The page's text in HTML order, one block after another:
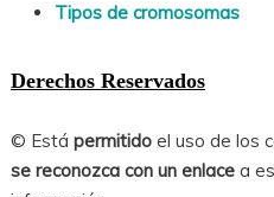
Tipos de cromosomas
Derechos Reservados
© Está permitidoel uso de los
se reconozca con un enlacea